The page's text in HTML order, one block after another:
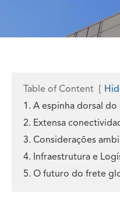
Table of Content
1. A espinha dorsal
2. Extensa
3. Considerações
4. Infraestrutura e
5. O futuro do frete